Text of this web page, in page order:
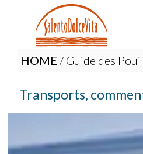
HOME / Guide des
Transports,